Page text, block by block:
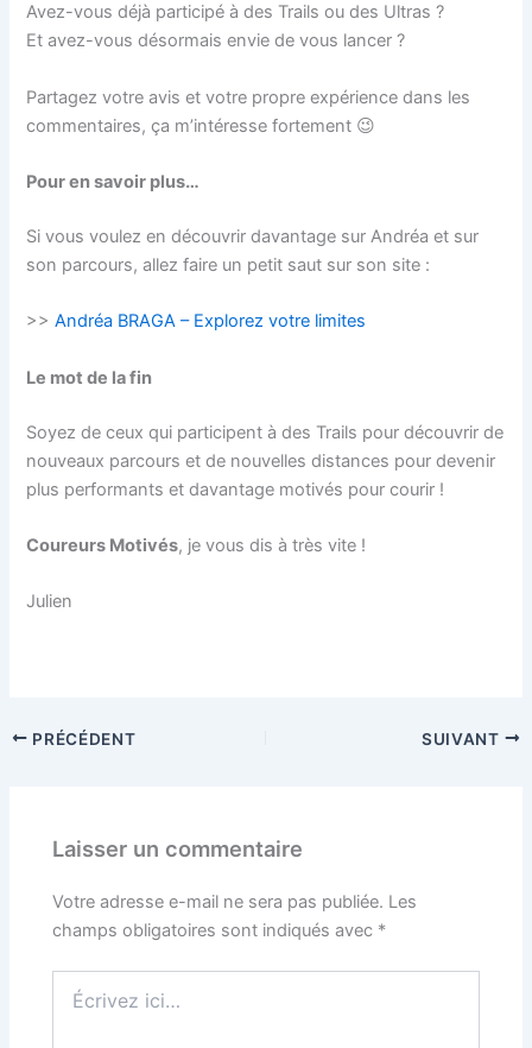
Avez-vous déjà participé à des Trails ou des Ultras ?
Et avez-vous désormais envie de vous lancer ?
Partagez votre avis et votre propre expérience dans les
commentaires, ça m’intéresse fortement 😉
Pour en savoir plus…
Si vous voulez en découvrir davantage sur Andréa et sur
son parcours, allez faire un petit saut sur son site :
>>Andréa BRAGA – Explorez votre limites
Le mot de la fin
Soyez de ceux qui participent à des Trails pour découvrir de
nouveaux parcours et de nouvelles distances pour devenir
plus performants et davantage motivés pour courir !
Coureurs Motivés, je vous dis à très vite !
Julien
PRÉCÉDENT SUIVANT
Laisser un commentaire
Votre adresse e-mail ne sera pas publiée. Les
champs obligatoires sont indiqués avec *
ici…